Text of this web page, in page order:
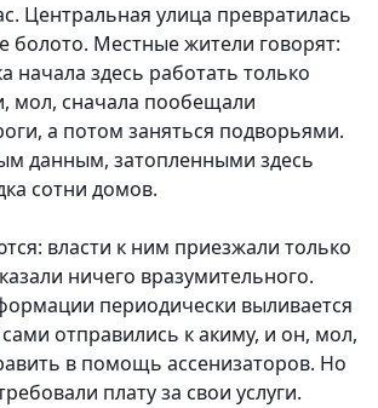
Центральная улица превратилась
болото. Местные жители говорят:
начала здесь работать только
мол, сначала пообещали
а потом заняться подворьями.
данным, затопленными здесь
сотни домов.
власти к ним приезжали только
ничего вразумительного.
периодически выливается
отправились к акиму, и он, мол,
в помощь ассенизаторов. Но
плату за свои услуги.